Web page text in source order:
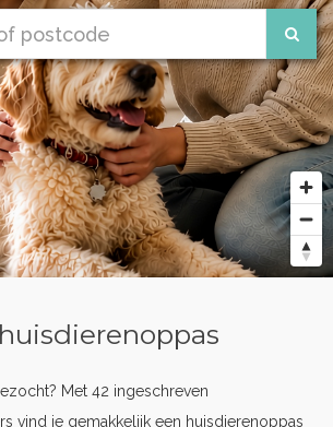
Met 42 ingeschreven
vind je gemakkelijk een huisdierenoppas